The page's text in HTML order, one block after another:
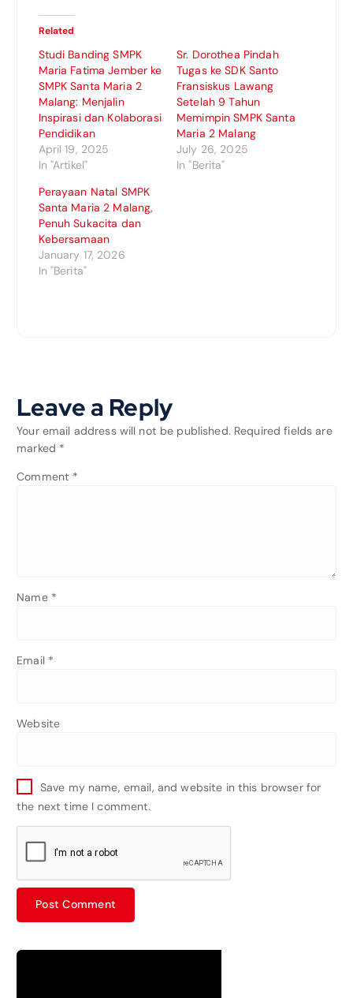
Related
Studi Banding SMPK
Maria Fatima Jember ke
SMPK Santa Maria 2
Malang: Menjalin
Inspirasi dan Kolaborasi
Pendidikan
April 19, 2025
In "Artikel"
Sr. Dorothea Pindah
Tugas ke SDK Santo
Fransiskus Lawang
Setelah 9 Tahun
Memimpin SMPK Santa
Maria 2 Malang
July 26, 2025
In "Berita"
Perayaan Natal SMPK
Santa Maria 2 Malang,
Penuh Sukacita dan
Kebersamaan
January 17, 2026
In "Berita"
Leave a Reply
Your email address will not be published. Required fields are
marked *
Comment *
Name *
Email *
Website
Save my name, email, and website in this browser for
the next time I comment.